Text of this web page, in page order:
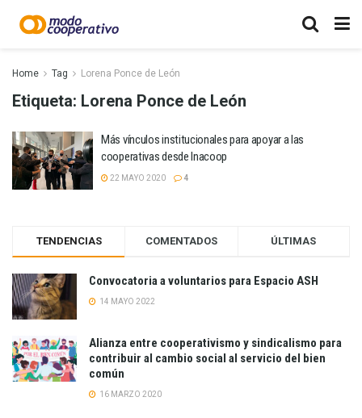
Home Tag Lorena Ponce de León
Etiqueta: Lorena Ponce de León
Más vínculos institucionales para apoyar a las
cooperativas desde Inacoop
22 MAYO 2020 4
TENDENCIAS COMENTADOS ÚLTIMAS
Convocatoria a voluntarios para Espacio ASH
14 MAYO 2022
Alianza entre cooperativismo y sindicalismo para
contribuir al cambio social al servicio del bien
común
16 MARZO 2020